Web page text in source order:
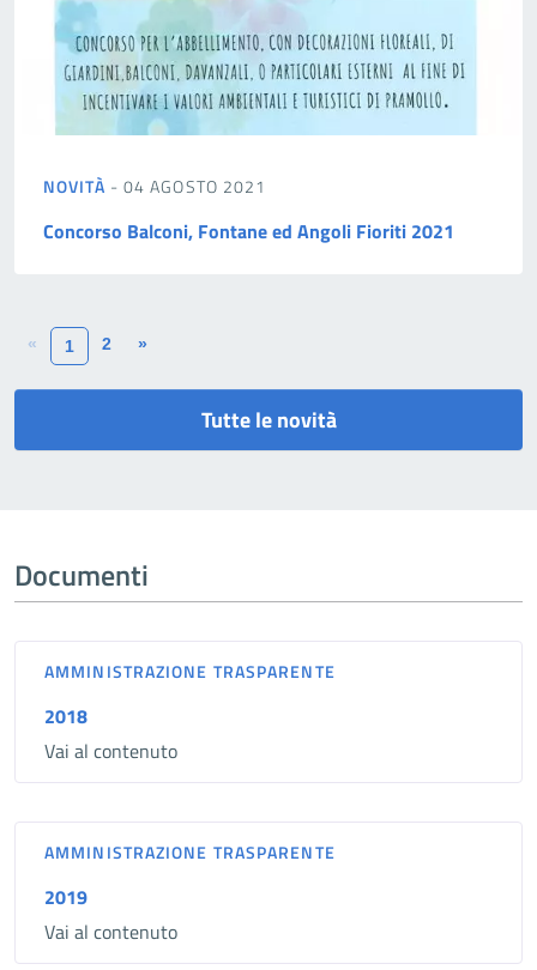
NOVITÀ - 04 AGOSTO 2021
Concorso Balconi, Fontane ed Angoli Fioriti 2021
« 1 2 »
Tutte le novità
Documenti
AMMINISTRAZIONE TRASPARENTE
2018
Vai al contenuto
AMMINISTRAZIONE TRASPARENTE
2019
Vai al contenuto